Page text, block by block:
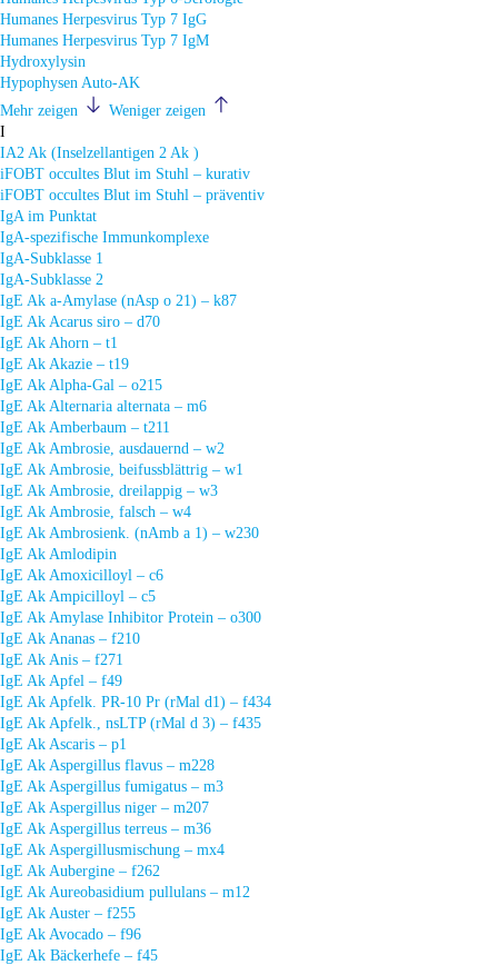
Humanes Herpesvirus Typ 7 IgG
Humanes Herpesvirus Typ 7 IgM
Hydroxylysin
Hypophysen Auto-AK
Mehr zeigen
Weniger zeigen
I
IA2 Ak (Inselzellantigen 2 Ak )
iFOBT occultes Blut im Stuhl – kurativ
iFOBT occultes Blut im Stuhl – präventiv
IgA im Punktat
IgA-spezifische Immunkomplexe
IgA-Subklasse 1
IgA-Subklasse 2
IgE Ak a-Amylase (nAsp o 21) – k87
IgE Ak Acarus siro – d70
IgE Ak Ahorn – t1
IgE Ak Akazie – t19
IgE Ak Alpha-Gal – o215
IgE Ak Alternaria alternata – m6
IgE Ak Amberbaum – t211
IgE Ak Ambrosie, ausdauernd – w2
IgE Ak Ambrosie, beifussblättrig – w1
IgE Ak Ambrosie, dreilappig – w3
IgE Ak Ambrosie, falsch – w4
IgE Ak Ambrosienk. (nAmb a 1) – w230
IgE Ak Amlodipin
IgE Ak Amoxicilloyl – c6
IgE Ak Ampicilloyl – c5
IgE Ak Amylase Inhibitor Protein – o300
IgE Ak Ananas – f210
IgE Ak Anis – f271
IgE Ak Apfel – f49
IgE Ak Apfelk. PR-10 Pr (rMal d1) – f434
IgE Ak Apfelk., nsLTP (rMal d 3) – f435
IgE Ak Ascaris – p1
IgE Ak Aspergillus flavus – m228
IgE Ak Aspergillus fumigatus – m3
IgE Ak Aspergillus niger – m207
IgE Ak Aspergillus terreus – m36
IgE Ak Aspergillusmischung – mx4
IgE Ak Aubergine – f262
IgE Ak Aureobasidium pullulans – m12
IgE Ak Auster – f255
IgE Ak Avocado – f96
IgE Ak Bäckerhefe – f45